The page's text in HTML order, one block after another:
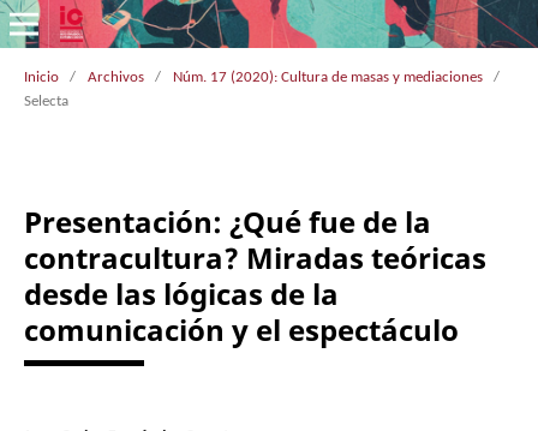
Inicio / Archivos / Núm. 17 (2020): Cultura de masas y mediaciones
/
Selecta
Presentación: ¿Qué fue de la
contracultura? Miradas teóricas
desde las lógicas de la
comunicación y el espectáculo